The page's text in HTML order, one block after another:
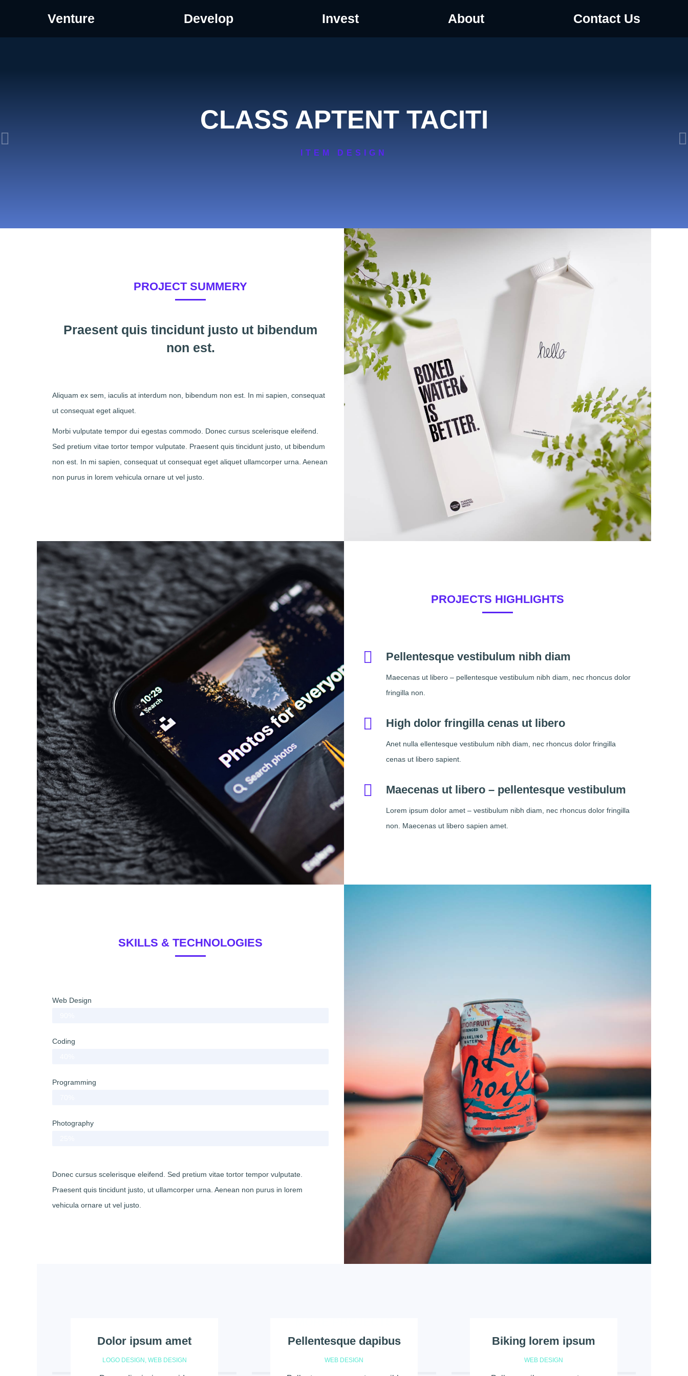
Venture Develop Invest About Contact Us
CLASS APTENT TACITI
ITEM DESIGN
PROJECT SUMMERY
Praesent quis tincidunt justo ut bibendum
non est.
Aliquam ex sem, iaculis at interdum non, bibendum non est. In mi sapien, consequat
ut consequat eget aliquet.
Morbi vulputate tempor dui egestas commodo. Donec cursus scelerisque eleifend.
Sed pretium vitae tortor tempor vulputate. Praesent quis tincidunt justo, ut bibendum
non est. In mi sapien, consequat ut consequat eget aliquet ullamcorper urna. Aenean
non purus in lorem vehicula ornare ut vel justo.
PROJECTS HIGHLIGHTS
Pellentesque vestibulum nibh diam
Maecenas ut libero – pellentesque vestibulum nibh diam, nec rhoncus dolor
fringilla non.
High dolor fringilla cenas ut libero
Anet nulla ellentesque vestibulum nibh diam, nec rhoncus dolor fringilla
cenas ut libero sapient.
Maecenas ut libero – pellentesque vestibulum
Lorem ipsum dolor amet – vestibulum nibh diam, nec rhoncus dolor fringilla
non. Maecenas ut libero sapien amet.
SKILLS & TECHNOLOGIES
Web Design
Coding
Programming
Photography
Donec cursus scelerisque eleifend. Sed pretium vitae tortor tempor vulputate.
Praesent quis tincidunt justo, ut ullamcorper urna. Aenean non purus in lorem
vehicula ornare ut vel justo.
Dolor ipsum amet
LOGO DESIGN , WEB DESIGN
Pellentesque dapibus
WEB DESIGN
Biking lorem ipsum
WEB DESIGN